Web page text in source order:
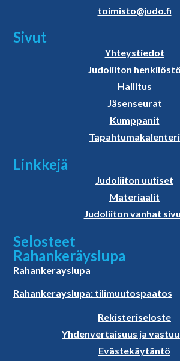
toimisto@judo.fi
Sivut
Yhteystiedot
Judoliiton henkilöstö
Hallitus
Jäsenseurat
Kumppanit
Tapahtumakalenteri
Linkkejä
Judoliiton uutiset
Materiaalit
Judoliiton vanhat
Selosteet
Rahankeräyslupa
Rahankerayslupa
Rahankerayslupa: tilimuutospaatos
Rekisteriseloste
Yhdenvertaisuus ja
Evästekäytäntö